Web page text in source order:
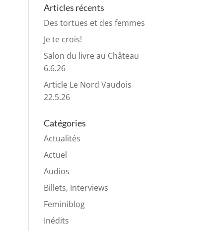
Articles récents
Des tortues et des femmes
Je te crois!
Salon du livre au Château
6.6.26
Article Le Nord Vaudois
22.5.26
Catégories
Actualités
Actuel
Audios
Billets, Interviews
Feminiblog
Inédits